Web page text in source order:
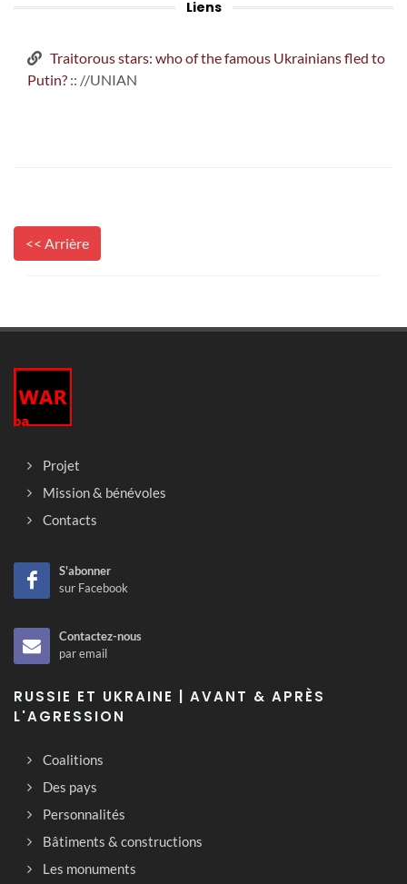
Liens
Traitorous stars: who of the famous Ukrainians fled to
Putin? :: //UNIAN
<< Arrière
Projet
Mission & bénévoles
Contacts
S'abonner
sur Facebook
Contactez-nous
par email
RUSSIE ET UKRAINE | AVANT & APRÈS
L'AGRESSION
Coalitions
Des pays
Personnalités
Bâtiments & constructions
Les monuments